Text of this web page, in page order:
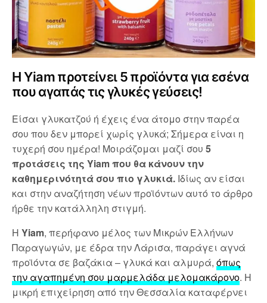
Η Yiam προτείνει 5 προϊόντα για εσένα
που αγαπάς τις γλυκές γεύσεις!
Είσαι γλυκατζού ή έχεις ένα άτομο στην παρέα
σου που δεν μπορεί χωρίς γλυκά; Σήμερα είναι η
τυχερή σου ημέρα! Μοιράζομαι μαζί σου5
προτάσεις της Yiam που θα κάνουν την
καθημερινότητά σου πιο γλυκιά. Ιδίως αν είσαι
και στην αναζήτηση νέων προϊόντων αυτό το άρθρο
ήρθε την κατάλληλη στιγμή.
ΗYiam, περήφανο μέλος των Μικρών Ελλήνων
Παραγωγών, με έδρα την Λάρισα, παράγει αγνά
προϊόντα σε βαζάκια – γλυκά και αλμυρά,όπως
την αγαπημένη σου μαρμελάδα μελομακάρονο. Η
μικρή επιχείρηση από την Θεσσαλία καταφέρνει